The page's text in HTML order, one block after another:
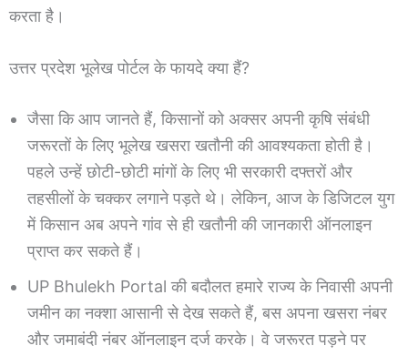
करता है।
उत्तर प्रदेश भूलेख पोर्टल के फायदे क्या हैं?
जैसा कि आप जानते हैं, किसानों को अक्सर अपनी कृषि संबंधी
जरूरतों के लिए भूलेख खसरा खतौनी की आवश्यकता होती है।
पहले उन्हें छोटी-छोटी मांगों के लिए भी सरकारी दफ्तरों और
तहसीलों के चक्कर लगाने पड़ते थे। लेकिन, आज के डिजिटल युग
में किसान अब अपने गांव से ही खतौनी की जानकारी ऑनलाइन
प्राप्त कर सकते हैं।
UP Bhulekh Portal की बदौलत हमारे राज्य के निवासी अपनी
जमीन का नक्शा आसानी से देख सकते हैं, बस अपना खसरा नंबर
और जमाबंदी नंबर ऑनलाइन दर्ज करके। वे जरूरत पड़ने पर